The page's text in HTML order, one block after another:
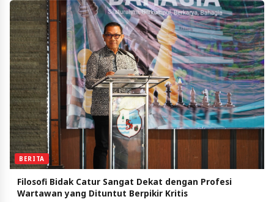
BERITA
Filosofi Bidak Catur Sangat Dekat dengan Profesi
Wartawan yang Dituntut Berpikir Kritis